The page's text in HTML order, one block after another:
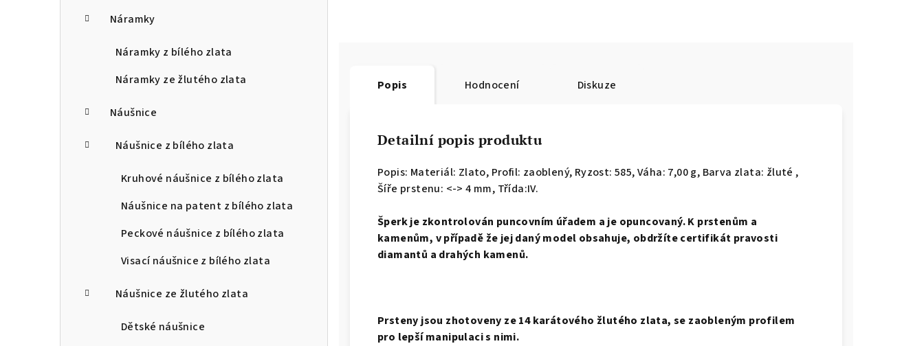
Náramky
Náramky z bílého zlata
Náramky ze žlutého zlata
Náušnice
Náušnice z bílého zlata
Kruhové náušnice z bílého zlata
Náušnice na patent z bílého zlata
Peckové náušnice z bílého zlata
Visací náušnice z bílého zlata
Náušnice ze žlutého zlata
Dětské náušnice
Popis Hodnocení Diskuze
Detailní popis produktu
Popis: Materiál: Zlato, Profil: zaoblený, Ryzost: 585, Váha: 7,00 g, Barva zlata: žluté ,
Šíře prstenu: <-> 4 mm, Třída:IV.
Šperk je zkontrolován puncovním úřadem a je opuncovaný. K prstenům a
kamenům, v případě že jej daný model obsahuje, obdržíte certifikát pravosti
diamantů a drahých kamenů.
Prsteny jsou zhotoveny ze 14 karátového žlutého zlata, se zaobleným profilem
pro lepší manipulaci s nimi.